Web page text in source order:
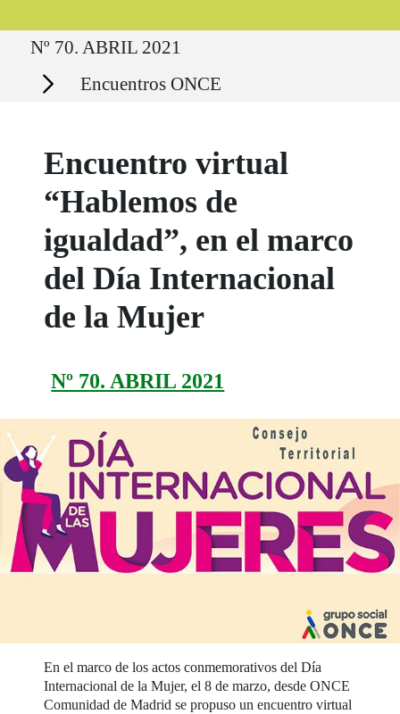
Ruta del sitio
Nº 70. ABRIL 2021
Secciones Encuentros ONCE
Encuentro virtual
“Hablemos de
igualdad”, en el marco
del Día Internacional
de la Mujer
Nº 70. ABRIL 2021
En el marco de los actos conmemorativos del Día
Internacional de la Mujer, el 8 de marzo, desde ONCE
Comunidad de Madrid se propuso un encuentro virtual